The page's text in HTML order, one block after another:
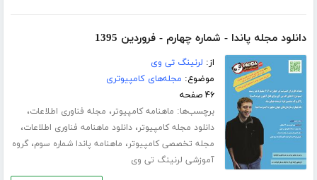
دانلود مجله پاندا - شماره چهارم - فروردین 1395
از: لرنینگ تی وی
موضوع: مجله‌های کامپیوتری
۴۶ صفحه
برچسب‌ها: ماهنامه کامپیوتر، مجله فناوری اطلاعات،
دانلود مجله کامپیوتر،دانلود ماهنامه فناوری اطلاعات،
مجله تخصصی کامپیوتر، ماهنامه پاندا شماره سوم،گروه
آموزشی لرنینگ تی وی